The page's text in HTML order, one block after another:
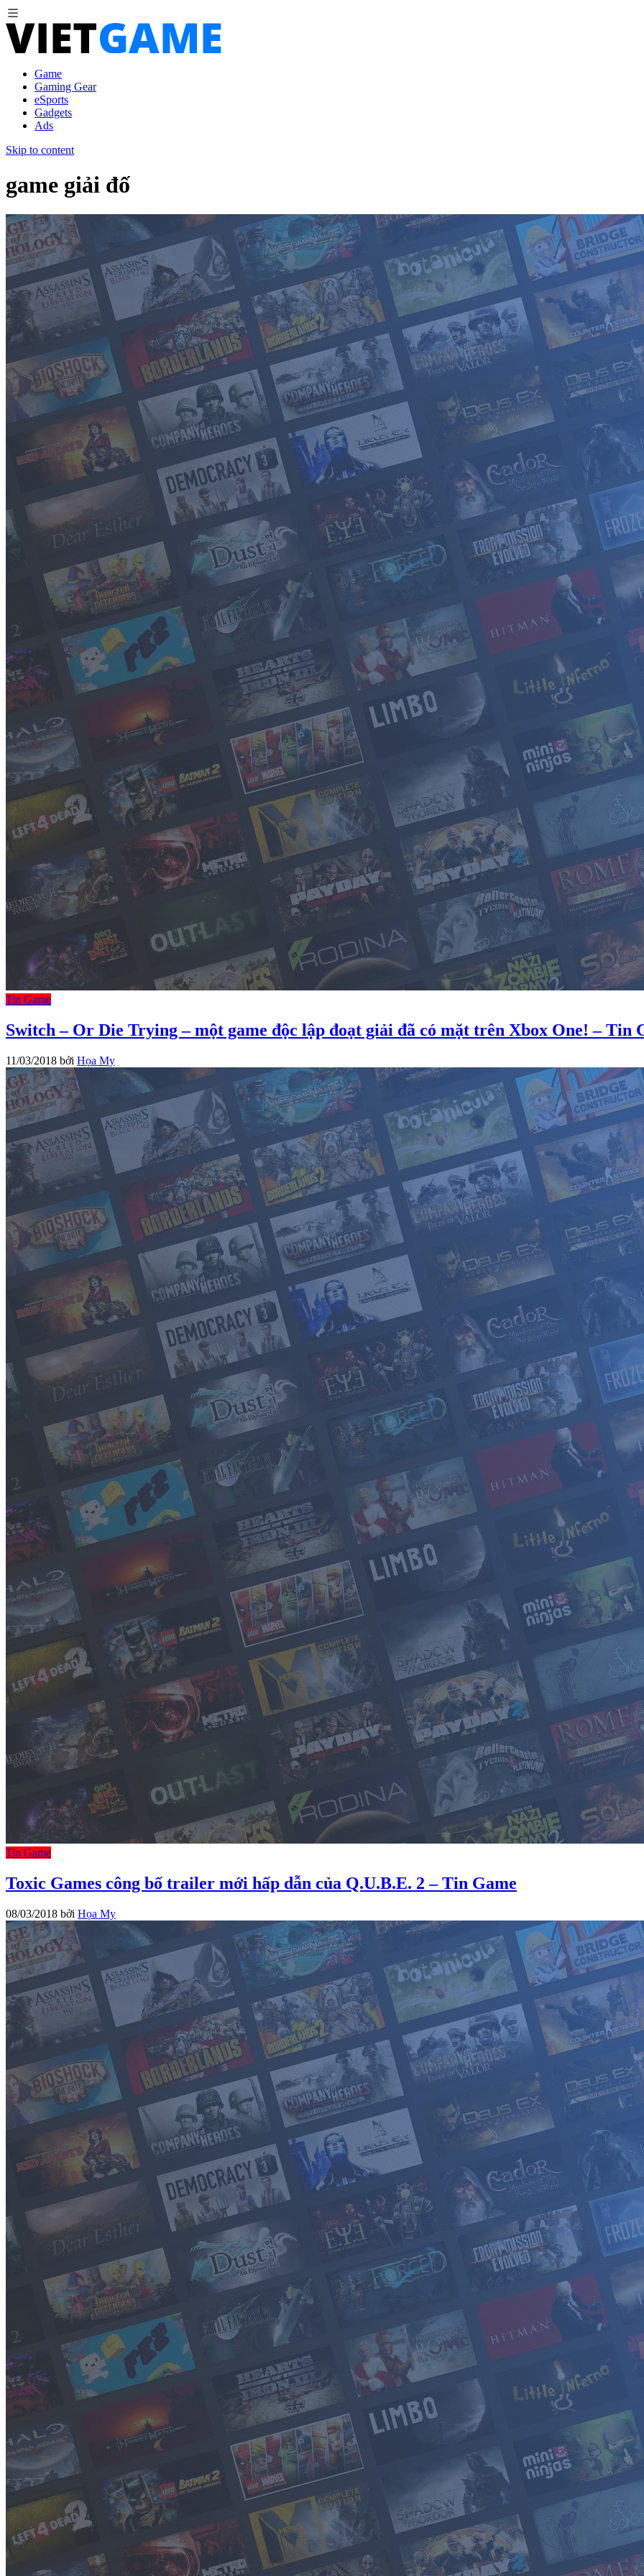
Game
Gaming Gear
eSports
Gadgets
Ads
Skip to content
game giải đố
Tin Game
Switch – Or Die Trying – một game độc lập đoạt giải đã có mặt trên Xbox One! – Tin
11/03/2018 bởi Họa My
Tin Game
Toxic Games công bố trailer mới hấp dẫn của Q.U.B.E. 2 – Tin Game
08/03/2018 bởi Họa My